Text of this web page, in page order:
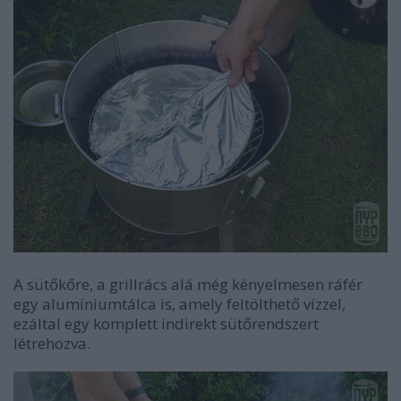
A sütőkőre, a grillrács alá még kényelmesen ráfér
egy alumíniumtálca is, amely feltölthető vízzel,
ezáltal egy komplett indirekt sütőrendszert
létrehozva.